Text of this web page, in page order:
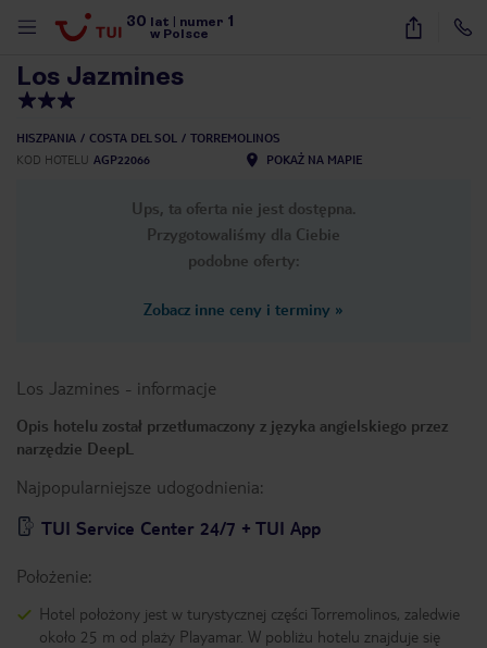
30 lat numer 1
w Polsce
87
Los Jazmines
HISZPANIA COSTA DEL SOL
TORREMOLINOS
KOD HOTELU AGP22066 POKAŻ NA MAPIE
Ups, ta oferta nie jest dostępna.
Przygotowaliśmy dla Ciebie
podobne oferty:
Zobacz inne ceny i terminy »
Los Jazmines - informacje
Opis hotelu został przetłumaczony z języka angielskiego przez
narzędzie DeepL
Najpopularniejsze udogodnienia:
TUI Service Center 24/7 + TUI App
Położenie:
Hotel położony jest w turystycznej części Torremolinos, zaledwie
około 25 m od plaży Playamar. W pobliżu hotelu znajduje się